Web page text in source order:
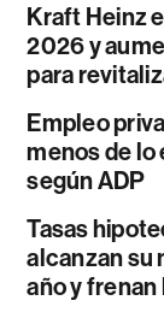
Kraft Heinz
2026 y
para
Empleo
menos de lo
según ADP
Tasas
alcanzan su
año y frenan